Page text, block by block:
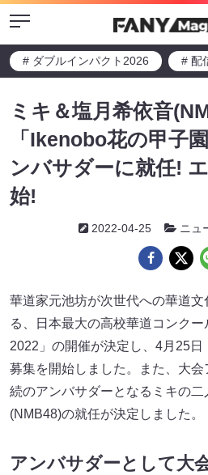
Menu
# ダブルインパクト2026 # 配
ミキ＆塩月希依音
「Ikenobo花の甲子
ンバサダーに就任!
始!
2022-04-25 ニュ
華道家元池坊が次世代への華道
る、日本最大の高校華道コンク
2022」の開催が決定し、4月25
募集を開始しました。また、大
続のアンバサダーとなるミキの
(NMB48)の就任が決定しました。
アンバサダーとして大